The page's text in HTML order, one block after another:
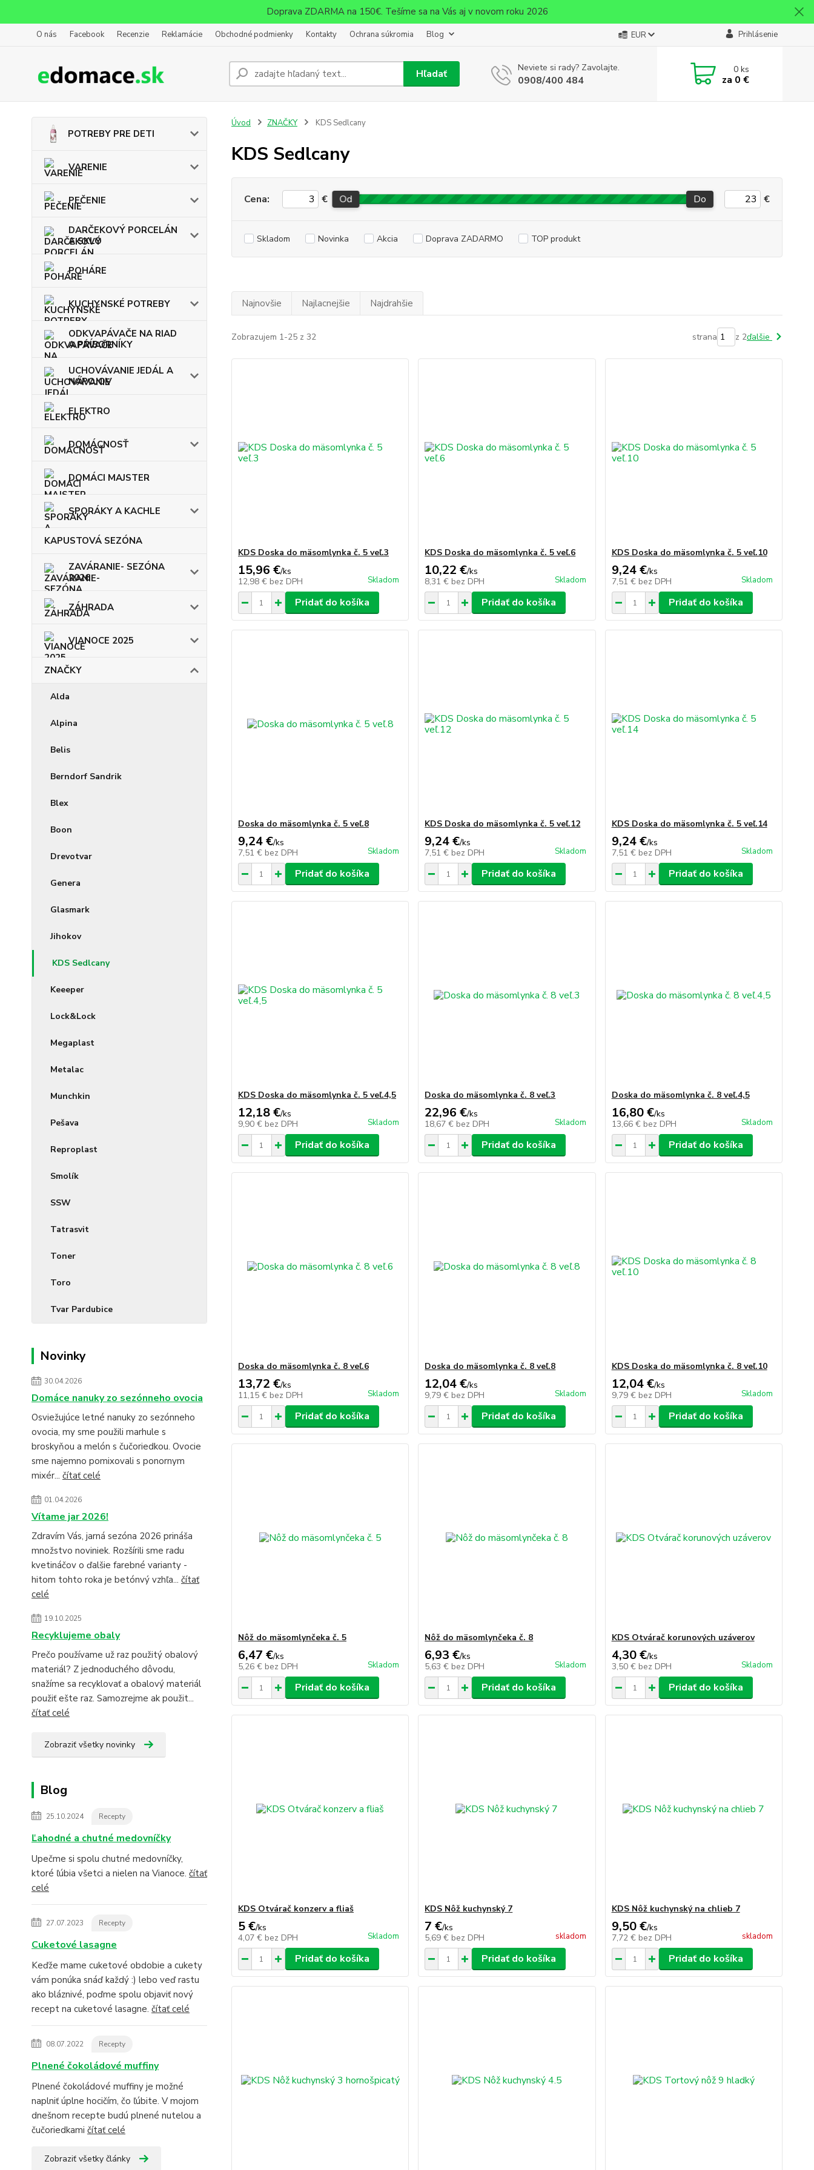
Doprava ZDARMA na 150€. Tešíme sa na Vás aj v novom roku 2026
O nás Facebook Recenzie Reklamácie Obchodné podmienky Kontakty Ochrana súkromia Blog EUR Prihlásenie
Hľadať Neviete si rady? Zavolajte.
0908/400 484
0ks
za 0 €
POTREBY PRE DETI
VARENIE
PEČENIE
DARČEKOVÝ PORCELÁN
A SKLO
POHÁRE
KUCHYNSKÉ POTREBY
ODKVAPÁVAČE NA RIAD
A PRÍBORNÍKY
UCHOVÁVANIE JEDÁL A
NÁPOJOV
ELEKTRO
DOMÁCNOSŤ
DOMÁCI MAJSTER
SPORÁKY A KACHLE
KAPUSTOVÁ SEZÓNA
ZAVÁRANIE- SEZÓNA
2026
ZÁHRADA
VIANOCE 2025
ZNAČKY
Alda
Alpina
Belis
Berndorf Sandrik
Blex
Boon
Drevotvar
Genera
Glasmark
Jihokov
KDS Sedlcany
Keeeper
Lock&Lock
Megaplast
Metalac
Munchkin
Pešava
Reproplast
Smolík
SSW
Tatrasvit
Toner
Toro
Tvar Pardubice
Novinky
30.04.2026
Domáce nanuky zo sezónneho ovocia
Osviežujúce letné nanuky zo sezónneho
ovocia, my sme použili marhule s
broskyňou a melón s čučoriedkou. Ovocie
sme najemno pomixovali s ponornym
mixér... čítať celé
01.04.2026
Vítame jar 2026!
Zdravím Vás, jarná sezóna 2026 prináša
množstvo noviniek. Rozšírili sme radu
kvetináčov o ďalšie farebné varianty -
hitom tohto roka je betónvý vzhľa... čítať
celé
19.10.2025
Recyklujeme obaly
Prečo používame už raz použitý obalový
materiál? Z jednoduchého dôvodu,
snažíme sa recyklovať a obalový materiál
použiť ešte raz. Samozrejme ak použit...
čítať celé
Zobraziť všetky novinky
Blog
25.10.2024 Recepty
Ľahodné a chutné medovníčky
Upečme si spolu chutné medovníčky,
ktoré ľúbia všetci a nielen na Vianoce. čítať
celé
27.07.2023 Recepty
Cuketové lasagne
Keďže mame cuketové obdobie a cukety
vám ponúka snáď každý :) lebo veď rastu
ako bláznivé, poďme spolu objaviť nový
recept na cuketové lasagne. čítať celé
08.07.2022 Recepty
Plnené čokoládové muffiny
Plnené čokoládové muffiny je možné
naplniť úplne hocičím, čo ľúbite. V mojom
dnešnom recepte budú plnené nutelou a
čučoriedkami čítať celé
Zobraziť všetky články
Úvod ZNAČKY KDS Sedlcany
KDS Sedlcany
Cena: € Od Do €
Skladom Novinka Akcia Doprava ZADARMO TOP produkt
Najnovšie Najlacnejšie Najdrahšie
Zobrazujem 1-25 z 32 strana z 2ďalšie
KDS Doska do mäsomlynka č. 5 veľ.3
15,96 €/ks
12,98 € bez DPH Skladom
Pridať do košíka
KDS Doska do mäsomlynka č. 5 veľ.6
10,22 €/ks
8,31 € bez DPH Skladom
Pridať do košíka
KDS Doska do mäsomlynka č. 5 veľ.10
9,24 €/ks
7,51 € bez DPH Skladom
Pridať do košíka
Doska do mäsomlynka č. 5 veľ.8
9,24 €/ks
7,51 € bez DPH Skladom
Pridať do košíka
KDS Doska do mäsomlynka č. 5 veľ.12
9,24 €/ks
7,51 € bez DPH Skladom
Pridať do košíka
KDS Doska do mäsomlynka č. 5 veľ.14
9,24 €/ks
7,51 € bez DPH Skladom
Pridať do košíka
KDS Doska do mäsomlynka č. 5 veľ.4,5
12,18 €/ks
9,90 € bez DPH Skladom
Pridať do košíka
Doska do mäsomlynka č. 8 veľ.3
22,96 €/ks
18,67 € bez DPH Skladom
Pridať do košíka
Doska do mäsomlynka č. 8 veľ.4,5
16,80 €/ks
13,66 € bez DPH Skladom
Pridať do košíka
Doska do mäsomlynka č. 8 veľ.6
13,72 €/ks
11,15 € bez DPH Skladom
Pridať do košíka
Doska do mäsomlynka č. 8 veľ.8
12,04 €/ks
9,79 € bez DPH Skladom
Pridať do košíka
KDS Doska do mäsomlynka č. 8 veľ.10
12,04 €/ks
9,79 € bez DPH Skladom
Pridať do košíka
Nôž do mäsomlynčeka č. 5
6,47 €/ks
5,26 € bez DPH Skladom
Pridať do košíka
Nôž do mäsomlynčeka č. 8
6,93 €/ks
5,63 € bez DPH Skladom
Pridať do košíka
KDS Otvárač korunových uzáverov
4,30 €/ks
3,50 € bez DPH Skladom
Pridať do košíka
KDS Otvárač konzerv a fliaš
5 €/ks
4,07 € bez DPH Skladom
Pridať do košíka
KDS Nôž kuchynský 7
7 €/ks
5,69 € bez DPH skladom
Pridať do košíka
KDS Nôž kuchynský na chlieb 7
9,50 €/ks
7,72 € bez DPH skladom
Pridať do košíka